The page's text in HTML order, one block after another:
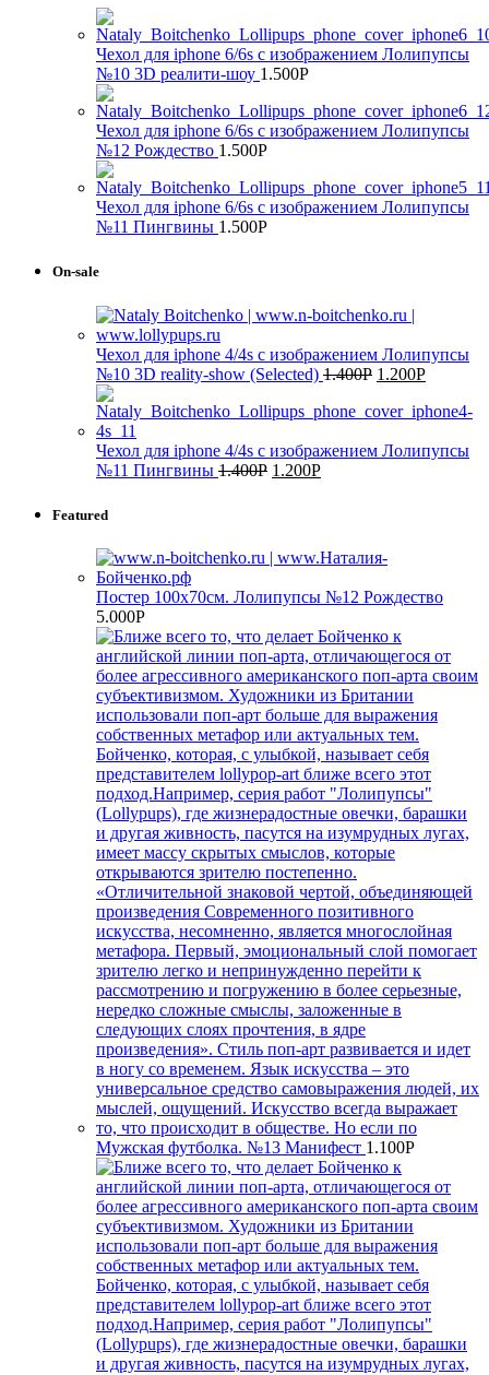
Чехол для iphone 6/6s с изображением Лолипупсы
№10 3D реалити-шоу 1.500Р
Чехол для iphone 6/6s с изображением Лолипупсы
№12 Рождество 1.500Р
Чехол для iphone 6/6s с изображением Лолипупсы
№11 Пингвины 1.500Р
On-sale
Чехол для iphone 4/4s с изображением Лолипупсы
№10 3D reality-show (Selected) 1.400Р 1.200Р
Чехол для iphone 4/4s с изображением Лолипупсы
№11 Пингвины 1.400Р 1.200Р
Featured
Постер 100х70см. Лолипупсы №12 Рождество
5.000Р
Мужская футболка. №13 Манифест 1.100Р